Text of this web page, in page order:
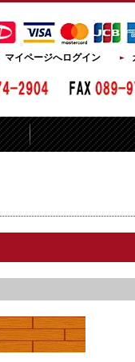
マイページへログイン